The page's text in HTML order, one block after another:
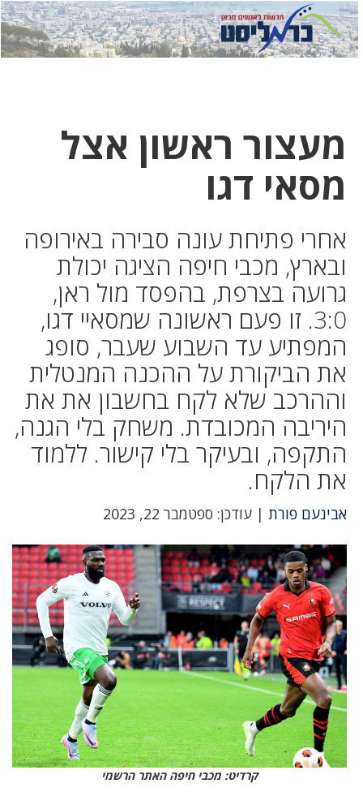
לחץ
כאן
לחץ
כדי
מעצור ראשון אצל
מסאי דגו
אחרי פתיחת עונה סבירה באירופה
ובארץ, מכבי חיפה הציגה יכולת
גרועה בצרפת, בהפסד מול ראן,
3:0. זו פעם ראשונה שמסאיי דגו,
המפתיע עד השבוע שעבר, סופג
את הביקורת על ההכנה המנטלית
וההרכב שלא לקח בחשבון את את
היריבה המכובדת. משחק בלי הגנה,
התקפה, ובעיקר בלי קישור. ללמוד
את הלקח.
אבינעם פורת | עודכן: ספטמבר 22, 2023
קרדיט: מכבי חיפה האתר הרשמי